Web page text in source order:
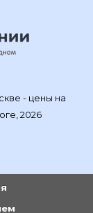
- цены на
2026